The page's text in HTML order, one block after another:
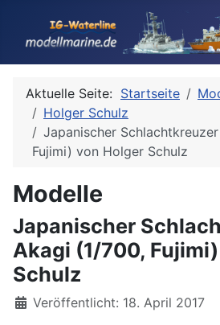
Aktuelle Seite: Startseite
Holger Schulz
Japanischer
Fujimi) von Holger Schulz
Modelle
Japanischer
Akagi (1/700,
Schulz
Details
Veröffentlicht: 18. April 2017